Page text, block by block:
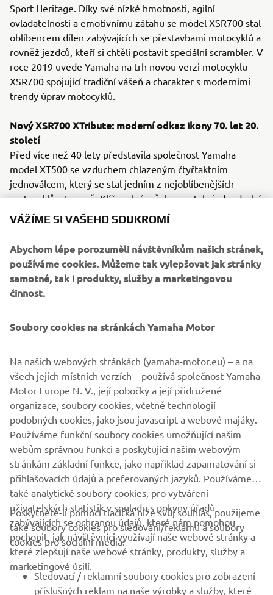
Sport Heritage. Díky své nízké hmotnosti, agilní
ovladatelnosti a emotivnímu zátahu se model XSR700 stal
oblíbencem dílen zabývajících se přestavbami motocyklů a
rovněž jezdců, kteří si chtěli postavit speciální scrambler. V
roce 2019 uvede Yamaha na trh novou verzi motocyklu
XSR700 spojující tradiční vášeň a charakter s moderními
trendy úprav motocyklů.
Nový XSR700 XTribute: moderní odkaz ikony 70. let 20.
století
Před více než 40 lety představila společnost Yamaha
model XT500 se vzduchem chlazeným čtyřtaktním
jednoválcem, který se stal jedním z nejoblíbenějších
motocyklů v Evropě. Klíčem k úspěchu se stala jednoduchá
konstrukce, využitelný výkon a mimořádná všestrannost.
modelu XT a vzhledem klasického scrambleru, si
zachovává ryzí charakter XT a vzdává tak hold tomuto
kultovnímu motocyklu.
Kombinace nadčasového vzhledu a moderních technologií
jedinečným technickým parametrům dává XSR700
historii a současně si dopřát moderní technologie a
mimořádné zážitky z jízdy.
Model XSR700 XTribute zobrazený na těchto fotografiích
a videu je vybaven laděnou výfukovou soustavou
Akrapovič z nabídky příslušenství.
FIREMNÍ
B2B
VÍCE YAMAHA
VÁŽÍME SI VAŠEHO SOUKROMÍ
Abychom lépe porozuměli návštěvníkům našich stránek,
používáme cookies. Můžeme tak vylepšovat jak stránky
samotné, tak i produkty, služby a marketingovou
činnost.
Soubory cookies na stránkách Yamaha Motor
Na našich webových stránkách (yamaha-motor.eu) – a na
všech jejich místních verzích – používá společnost Yamaha
Motor Europe N. V., její pobočky a její přidružené
organizace, soubory cookies, včetně technologií
podobných cookies, jako jsou javascript a webové majáky.
Používáme funkční soubory cookies umožňující našim
webům správnou funkci a poskytující našim webovým
stránkám základní funkce, jako například zapamatování si
přihlašovacích údajů a preferovaných jazyků. Používáme
také analytické soubory cookies, pro vytváření
uživatelských statistik v souladu s pokyny úřadů
zabývajících se ochranou údajů, které nám pomohou
pochopit, jak návštěvníci využívají naše webové stránky a
které zlepšují naše webové stránky, produkty, služby a
marketingové úsilí.
Poskytnete-li pomocí tlačítka níže svůj souhlas, použijeme
také soubory cookies pro sledování/reklamu a soubory
cookies pro sociální média:
Sledovací / reklamní soubory cookies pro zobrazení
příslušných reklam na naše výrobky a služby, které